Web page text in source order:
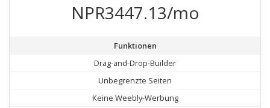
NPR3447.13/mo
Funktionen
Drag-and-Drop-Builder
Unbegrenzte Seiten
Keine Weebly-Werbung